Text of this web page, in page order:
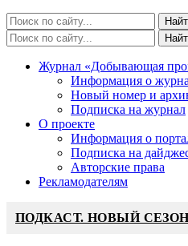
Журнал «Добывающая
Информация о
Новый номер и
Подписка на журнал
О проекте
Информация о
Подписка на
Авторские права
Рекламодателям
ПОДКАСТ. НОВЫЙ